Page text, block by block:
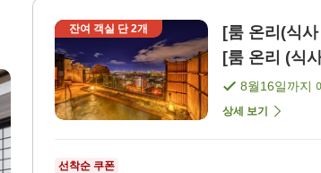
잔여 객실 단2개
[룸 온리(식
[룸 온리 (식
8월16일까지
상세 보기
선착순 쿠폰